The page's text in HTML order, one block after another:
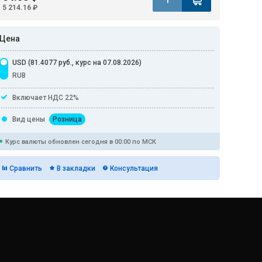
5 214.16 ₽
Цена
USD (81.4077 руб., курс на 07.08.2026)
RUB
Включает НДС 22%
Вид цены Розница
Курс валюты обновлен сегодня в 00:00 по МСК
Сравнить В закладки Консультация